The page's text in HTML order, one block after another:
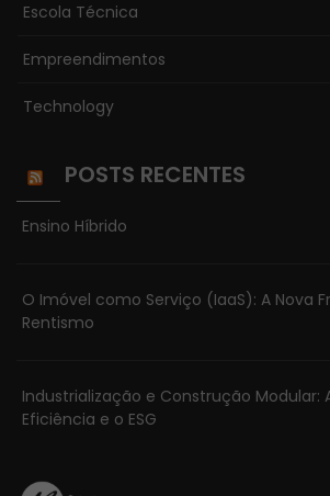
Escola Técnica
Empreendimentos
Technology
POSTS RECENTES
Ensino Híbrido
O Imóvel como Serviço (IaaS): A Nova
Rentismo
Industrialização e Construção Modular:
Eficiência e o ESG